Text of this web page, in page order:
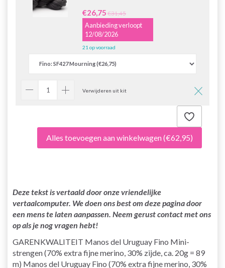
€26,75 €31,45
Aanbieding verloopt
12/08/2026
21 op voorraad
Verwijderen uit kit
Alles toevoegen aan winkelwagen(€62,95)
Deze tekst is vertaald door onze vriendelijke
vertaalcomputer. We doen ons best om deze pagina door
een mens te laten aanpassen. Neem gerust contact met ons
op als je nog vragen hebt!
GARENKWALITEIT Manos del Uruguay Fino Mini-
strengen (70% extra fijne merino, 30% zijde, ca. 20g = 89
m) Manos del Uruguay Fino (70% extra fijne merino, 30%